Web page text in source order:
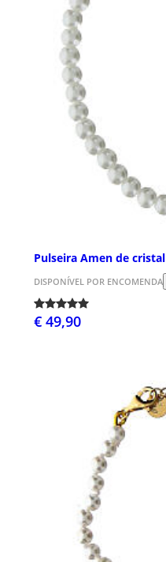
Pulseira Amen de
DISPONÍVEL POR ENCOMENDA
€ 49,90